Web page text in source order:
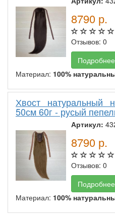
8790 р.
Отзывов: 0
Подробнее
Материал: 100%
Хвост натуральный
50см 60г - русый
Артикул:
8790 р.
Отзывов: 0
Подробнее
Материал: 100%